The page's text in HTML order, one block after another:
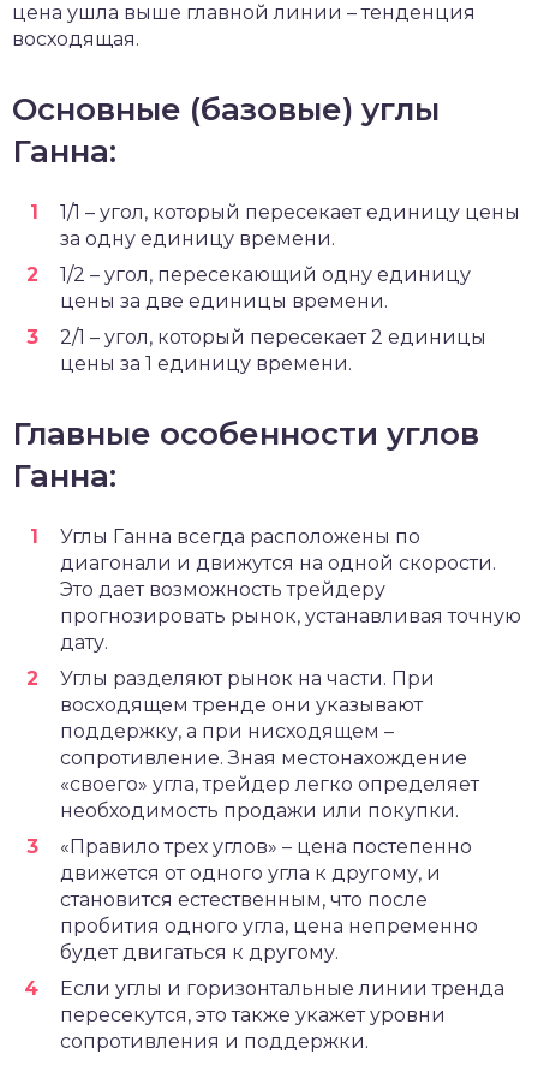
цена ушла выше главной линии – тенденция
восходящая.
Основные (базовые) углы
Ганна:
1/1 – угол, который пересекает единицу цены
за одну единицу времени.
1/2 – угол, пересекающий одну единицу
цены за две единицы времени.
2/1 – угол, который пересекает 2 единицы
цены за 1 единицу времени.
Главные особенности углов
Ганна:
Углы Ганна всегда расположены по
диагонали и движутся на одной скорости.
Это дает возможность трейдеру
прогнозировать рынок, устанавливая точную
дату.
Углы разделяют рынок на части. При
восходящем тренде они указывают
поддержку, а при нисходящем –
сопротивление. Зная местонахождение
«своего» угла, трейдер легко определяет
необходимость продажи или покупки.
«Правило трех углов» – цена постепенно
движется от одного угла к другому, и
становится естественным, что после
пробития одного угла, цена непременно
будет двигаться к другому.
Если углы и горизонтальные линии тренда
пересекутся, это также укажет уровни
сопротивления и поддержки.